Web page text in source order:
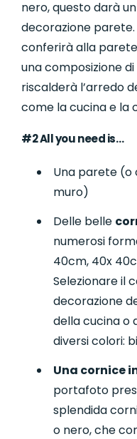
nero, questo darà
decorazione
conferirà alla
una composizione
riscalderà l’arredo
come la cucina e la
#2 All you need is…
Una parete (o
muro)
Delle belle
numerosi
40cm, 40x
Selezionare il
decorazione
della cucina o
diversi colori:
Una cornice
portafoto
splendida
o nero, che